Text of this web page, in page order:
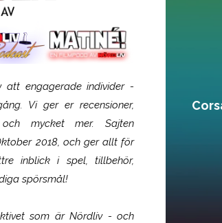
engagerade individer -
Vi ger er recensioner,
mycket mer. Sajten
2018, och ger allt för
inblick i spel, tillbehör,
spörsmål!
som ärNördliv- och
Omega